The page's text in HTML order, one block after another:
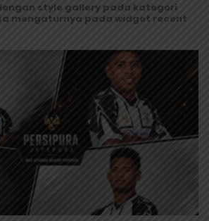
style gallery pada kategori
mengaturnya pada widget recent